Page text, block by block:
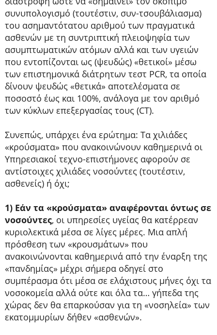
συνυπολογισμό (τουτέστιν, συν-τσουβάλιασμα)
του ασημαντότατου αριθμού των πραγματικά
ασθενών με τη συντριπτική πλειοψηφία των
ασυμπτωματικών ατόμων αλλά και των υγειών
που εντοπίζονται ως (ψευδώς) «θετικοί» μέσω
των επιστημονικά διάτρητων τεστ PCR, τα οποία
δίνουν ψευδώς «θετικά» αποτελέσματα σε
ποσοστό έως και 100%, ανάλογα με τον αριθμό
των κύκλων επεξεργασίας τους (CT).
Συνεπώς, υπάρχει ένα ερώτημα: Τα χιλιάδες
«κρούσματα» που ανακοινώνουν καθημερινά οι
Υπηρεσιακοί τεχνο-επιστήμονες αφορούν σε
αντίστοιχες χιλιάδες νοσούντες (τουτέστιν,
ασθενείς) ή όχι;
1) Εάν τα «κρούσματα» αναφέρονται όντως σε
νοσούντες, οι υπηρεσίες υγείας θα κατέρρεαν
κυριολεκτικά μέσα σε λίγες μέρες. Μια απλή
πρόσθεση των «κρουσμάτων» που
ανακοινώνονται καθημερινά από την έναρξη της
«πανδημίας» μέχρι σήμερα οδηγεί στο
συμπέρασμα ότι μέσα σε ελάχιστους μήνες όχι τα
νοσοκομεία αλλά ούτε και όλα τα… γήπεδα της
χώρας δεν θα επαρκούσαν για τη «νοσηλεία» των
εκατομμυρίων δήθεν «ασθενών».